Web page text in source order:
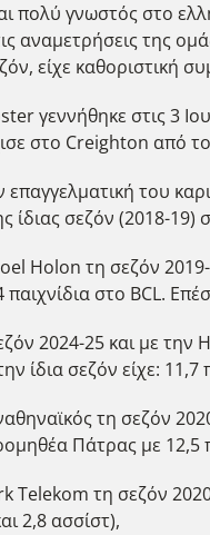
πολύ γνωστός στο
αναμετρήσεις της
είχε καθοριστική
γεννήθηκε στις 3
στο Creighton από
επαγγελματική του
ίδιας σεζόν (2018-
Holon τη σεζόν
παιχνίδια στο BCL.
2024-25 και με
ίδια σεζόν είχε:
τη σεζόν
Πάτρας με 12,5
Telekom τη σεζόν
2,8 ασσίστ),